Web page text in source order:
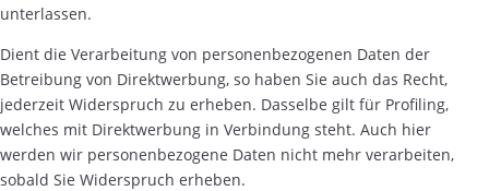
unterlassen.
Dient die Verarbeitung von personenbezogenen Daten der
Betreibung von Direktwerbung, so haben Sie auch das Recht,
jederzeit Widerspruch zu erheben. Dasselbe gilt für Profiling,
welches mit Direktwerbung in Verbindung steht. Auch hier
werden wir personenbezogene Daten nicht mehr verarbeiten,
sobald Sie Widerspruch erheben.